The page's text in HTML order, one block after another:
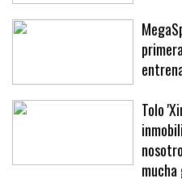
Tolo